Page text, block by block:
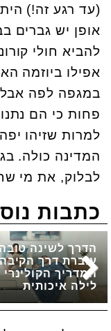
(עד רגע זה!)
אופן יש גברים
להביא חולי
אפילו ביוזמה
במגפה לפה
פחות כי הם
למרות שזיהו
המדינה כולה.
לבלוק, את מי
כתבות
הדרך לשינה טובה
עוברת דרך
המדריך
לילה איכותית